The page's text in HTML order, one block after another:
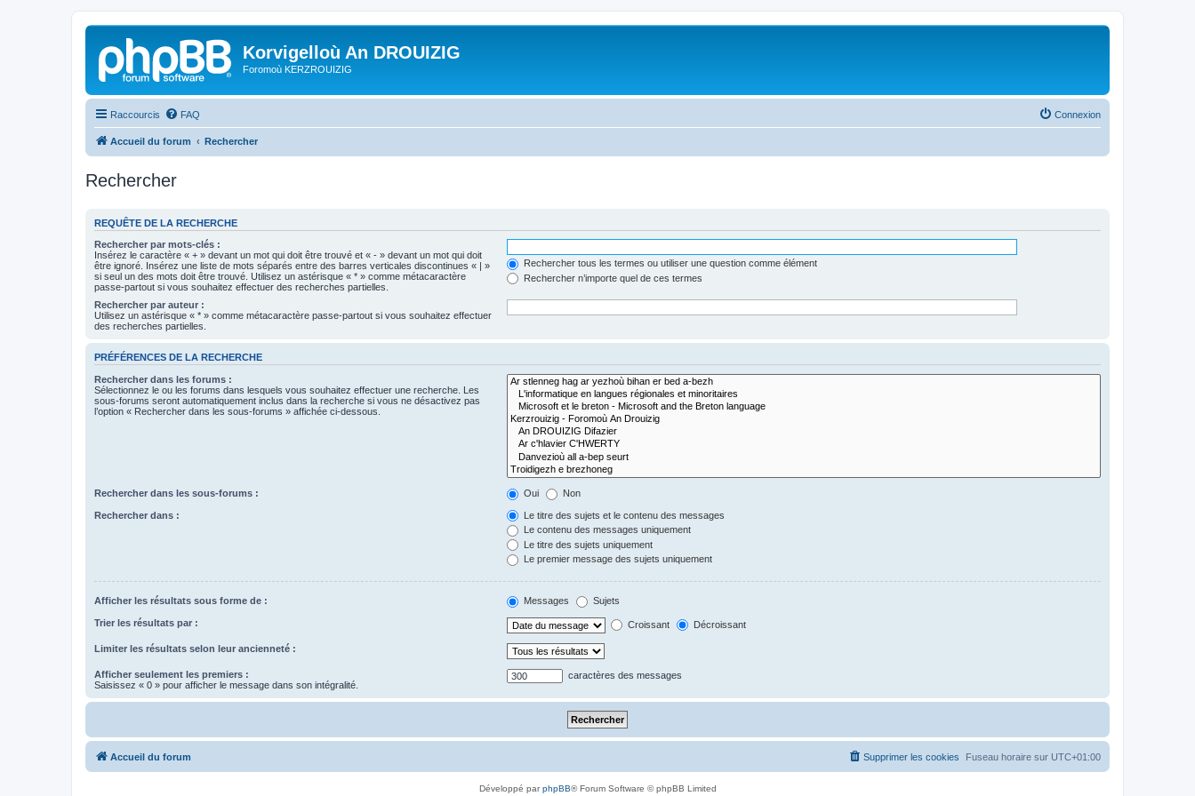
Korvigelloù An DROUIZIG
Foromoù KERZROUIZIG
Raccourcis FAQ Connexion
Accueil du forum Rechercher
Rechercher
REQUÊTE DE LA RECHERCHE
Rechercher par mots-clés :
Insérez le caractère « + » devant un mot qui doit être trouvé et « - » devant un mot qui doit
être ignoré. Insérez une liste de mots séparés entre des barres verticales discontinues « | »
si seul un des mots doit être trouvé. Utilisez un astérisque « * » comme métacaractère
passe-partout si vous souhaitez effectuer des recherches partielles.
Rechercher tous les termes ou utiliser une question comme élément
Rechercher n’importe quel de ces termes
Rechercher par auteur :
Utilisez un astérisque « * » comme métacaractère passe-partout si vous souhaitez effectuer
des recherches partielles.
PRÉFÉRENCES DE LA RECHERCHE
Rechercher dans les forums :
Sélectionnez le ou les forums dans lesquels vous souhaitez effectuer une recherche. Les
sous-forums seront automatiquement inclus dans la recherche si vous ne désactivez pas
l’option « Rechercher dans les sous-forums » affichée ci-dessous.
Rechercher dans les sous-forums : Oui Non
Rechercher dans :
Le titre des sujets et le contenu des messages
Le contenu des messages uniquement
Le titre des sujets uniquement
Le premier message des sujets uniquement
Afficher les résultats sous forme de : Messages Sujets
Trier les résultats par : Croissant Décroissant
Limiter les résultats selon leur ancienneté :
Afficher seulement les premiers :
Saisissez « 0 » pour afficher le message dans son intégralité.
caractères des messages
Accueil du forum Fuseau horaire sur UTC+01:00
Supprimer les cookies
Développé parphpBB® Forum Software © phpBB Limited